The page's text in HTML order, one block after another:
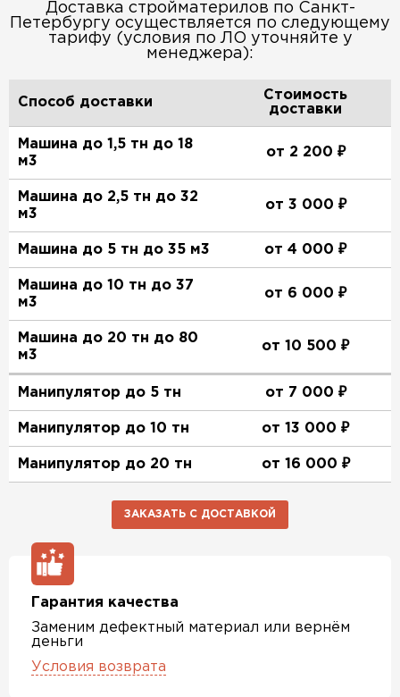
Доставка стройматерилов по Санкт-
Петербургу осуществляется по следующему
тарифу (условия по ЛО уточняйте у
менеджера):
Способ доставки
Стоимость
доставки
Машина до 1,5 тн до 18
м3
от 2 200 ₽
Машина до 2,5 тн до 32
м3
от 3 000 ₽
Машина до 5 тн до 35 м3 от 4 000 ₽
Машина до 10 тн до 37
м3
от 6 000 ₽
Машина до 20 тн до 80
м3
от 10 500 ₽
Манипулятор до 5 тн от 7 000 ₽
Манипулятор до 10 тн от 13 000 ₽
Манипулятор до 20 тн от 16 000 ₽
ЗАКАЗАТЬ С ДОСТАВКОЙ
Гарантия качества
Заменим дефектный материал или вернём
деньги
Условия возврата